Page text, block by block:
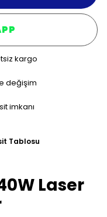
kargo
değişim
imkanı
Tablosu
Laser